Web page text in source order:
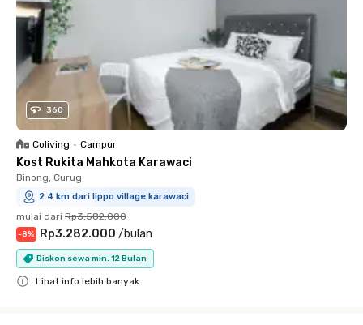
360
Coliving • Campur
Kost Rukita Mahkota Karawaci
Binong, Curug
2.4 km dari lippo village karawaci
mulai dari Rp3.582.000
-8% Rp3.282.000 /bulan
Diskon sewa min. 12 Bulan
Lihat info lebih banyak